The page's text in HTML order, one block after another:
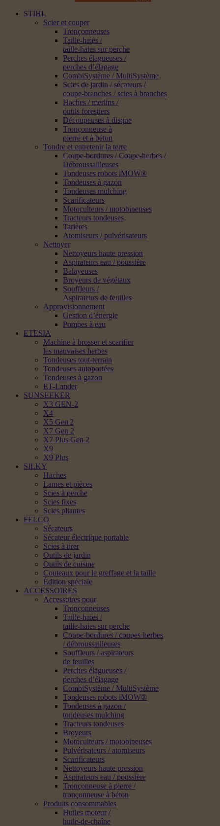
STIHL
Scier et couper
Tronçonneuses
Taille-haies /
taille-haies sur perche
Perches élagueuses /
perches d’élagage
CombiSystème / MultiSystème
Scies de jardin / sécateurs /
coupe-branches / scies à branches
Haches / merlins /
outils forestiers
Découpeuses à disque
Tronçonneuse à
pierre et à béton
Tondre et entretenir la terre
Coupe-bordures / Coupe-herbes /
Débroussailleuses
Tondeuses robots iMOW®
Tondeuses à gazon
Tondeuses mulching
Scarificateurs
Motoculteurs / motobineuses
Tracteurs tondeuses
Tarières
Atomiseurs / pulvérisateurs
Nettoyer
Nettoyeurs haute pression
Aspirateurs eau / poussière
Balayeuses
Broyeurs de végétaux
Souffleurs /
Aspirateurs de feuilles
Approvisionnement
Gestion d’énergie
Pompes à eau
ETESIA
Machine à brosser et scarifier
les mauvaises herbes
Tondeuses tout-terrain
Tondeuses autoportées
Tondeuses à gazon
ET-Lander
SUNSEEKER
X3 GEN-2
X4
X5 Gen 2
X7 Gen 2
X7 Plus Gen 2
X9
X9 Plus
SILKY
Haches
Lames et pièces
Scies à perche
Scies fixes
Scies pliantes
FELCO
Sécateurs
Sécateur électrique portable
Scies à tirer
Outils de jardin
Outils de cuisine
Couteaux pour le greffage et la taille
Édition spéciale
ACCESSOIRES
Accessoires pour
Tronçonneuses
Taille-haies /
taille-haies sur perche
Coupe-bordures / coupes-herbes
/ débroussailleuses
Souffleurs / aspirateurs
de feuilles
Perches élagueuses /
perches d’élagage
CombiSystème / MultiSystème
Tondeuses robots iMOW®
Tondeuses à gazon /
tondeuses mulching
Tracteurs tondeuses
Broyeurs
Motoculteurs / motobineuses
Pulvérisateurs / atomiseurs
Scarificateurs
Nettoyeurs haute pression
Aspirateurs eau / poussière
Tronçonneuse à pierre /
tronçonneuse à béton
Produits consommables
Huiles moteur /
huile-de-chaîne